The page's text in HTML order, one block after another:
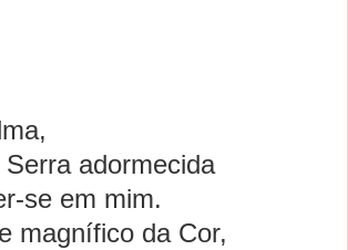
a,
Serra adormecida
se em mim.
magnífico da Cor,